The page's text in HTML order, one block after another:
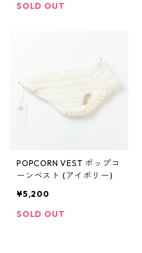
SOLD OUT
POPCORN VEST ポップコ
ーンベスト (アイボリー)
¥5,200
SOLD OUT